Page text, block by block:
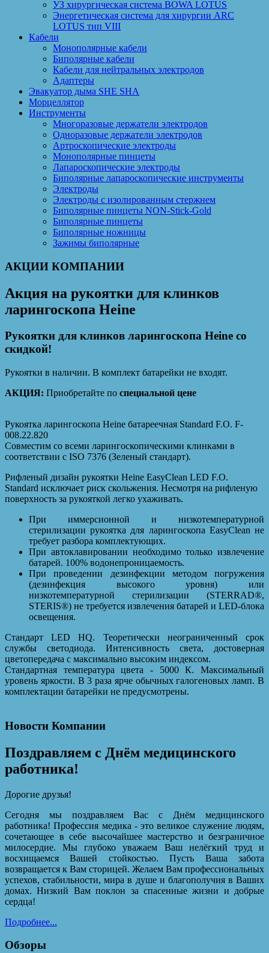
УЗ хирургическая система BOWA LOTUS
Энергетическая система для хирургии ARC
LOTUS тип VIII
Кабели
Монополярные кабели
Биполярные кабели
Кабели для нейтральных электродов
Адаптеры
Эвакуатор дыма SHE SHA
Морцеллятор
Инструменты
Многоразовые держатели электродов
Одноразовые держатели электродов
Артроскопические электроды
Монополярные пинцеты
Лапароскопические электроды
Биполярные лапароскопические инструменты
Электроды
Электроды с изолированным стержнем
Биполярные пинцеты NON-Stick-Gold
Биполярные пинцеты
Биполярные ножницы
Зажимы биполярные
АКЦИИ КОМПАНИИ
Акция на рукоятки для клинков
ларингоскопа Heine
Рукоятки для клинков ларингоскопа Heine со
скидкой!
Рукоятки в наличии. В комплект батарейки не входят.
АКЦИЯ: Приобретайте по специальной цене
Рукоятка ларингоскопа Heine батареечная Standard F.O. F-
008.22.820
Совместим со всеми ларингоскопическими клинками в
соответствии с ISO 7376 (Зеленый стандарт).
Рифленый дизайн рукоятки Heine EasyClean LED F.O.
Standard исключает риск скольжения. Несмотря на рифленую
поверхность за рукояткой легко ухаживать.
При иммерсионной и низкотемпературной
стерилизации рукоятка для ларингоскопа EasyClean не
требует разбора комплектующих.
При автоклавировании необходимо только извлечение
батарей. 100% водонепроницаемость.
При проведении дезинфекции методом погружения
(дезинфекция высокого уровня) или
низкотемпературной стерилизации (STERRAD®,
STERIS®) не требуется извлечения батарей и LED-блока
освещения.
Стандарт LED HQ. Теоретически неограниченный срок
службы светодиода. Интенсивность света, достоверная
цветопередача с максимально высоким индексом.
Стандартная температура цвета - 5000 К. Максимальный
уровень яркости. В 3 раза ярче обычных галогеновых ламп. В
комплектации батарейки не предусмотрены.
Новости Компании
Поздравляем с Днём медицинского
работника!
Дорогие друзья!
Сегодня мы поздравляем Вас с Днём медицинского
работника! Профессия медика - это великое служение людям,
сочетающее в себе высочайшее мастерство и безграничное
милосердие. Мы глубоко уважаем Ваш нелёгкий труд и
восхищаемся Вашей стойкостью. Пусть Ваша забота
возвращается к Вам сторицей. Желаем Вам профессиональных
успехов, стабильности, мира в душе и благополучия в Ваших
домах. Низкий Вам поклон за спасенные жизни и добрые
сердца!
Подробнее...
Обзоры